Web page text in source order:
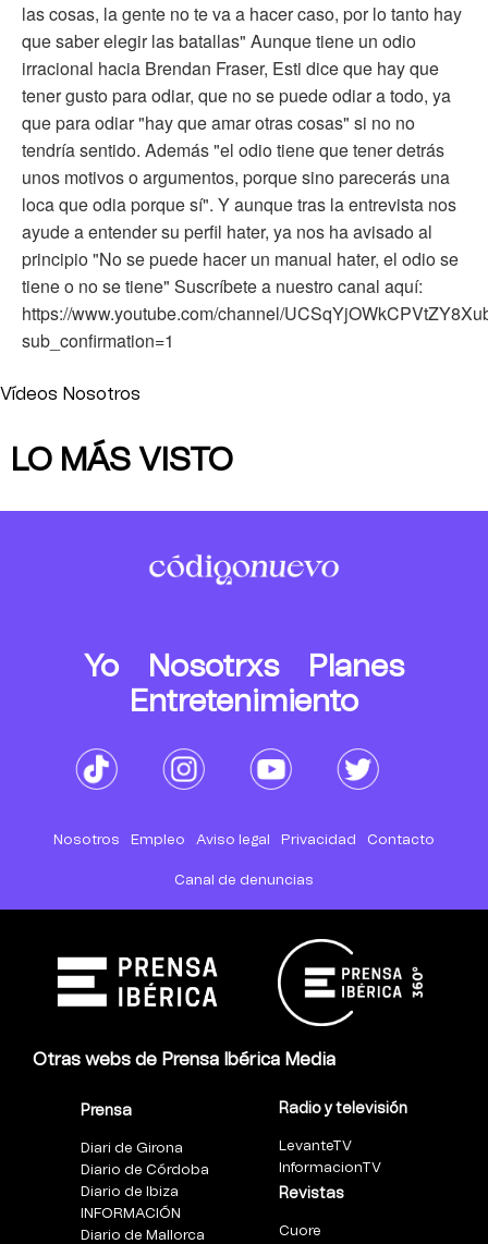
las cosas, la gente no te va a hacer caso, por lo tanto hay
que saber elegir las batallas" Aunque tiene un odio
irracional hacia Brendan Fraser, Esti dice que hay que
tener gusto para odiar, que no se puede odiar a todo, ya
que para odiar "hay que amar otras cosas" si no no
tendría sentido. Además "el odio tiene que tener detrás
unos motivos o argumentos, porque sino parecerás una
loca que odia porque sí". Y aunque tras la entrevista nos
ayude a entender su perfil hater, ya nos ha avisado al
principio "No se puede hacer un manual hater, el odio se
tiene o no se tiene" Suscríbete a nuestro canal aquí:
https://www.youtube.com/channel/
sub_confirmation=1
Vídeos Nosotros
LO MÁS VISTO
Yo Nosotrxs
Planes
Entretenimiento
Nosotros Empleo Aviso legal Privacidad Contacto
Canal de denuncias
Otras webs de Prensa Ibérica Media
Prensa
Diari de Girona
Diario de Córdoba
Diario de Ibiza
INFORMACIÓN
Diario de Mallorca
Radio y televisión
LevanteTV
InformacionTV
Revistas
Cuore